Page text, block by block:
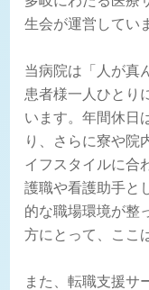
生会が運営してい
当病院は「人が真
患者様一人ひとり
います。年間休日
り、さらに寮や院
イフスタイルに合
護職や看護助手と
的な職場環境が整
方にとって、ここ
また、転職支援サ